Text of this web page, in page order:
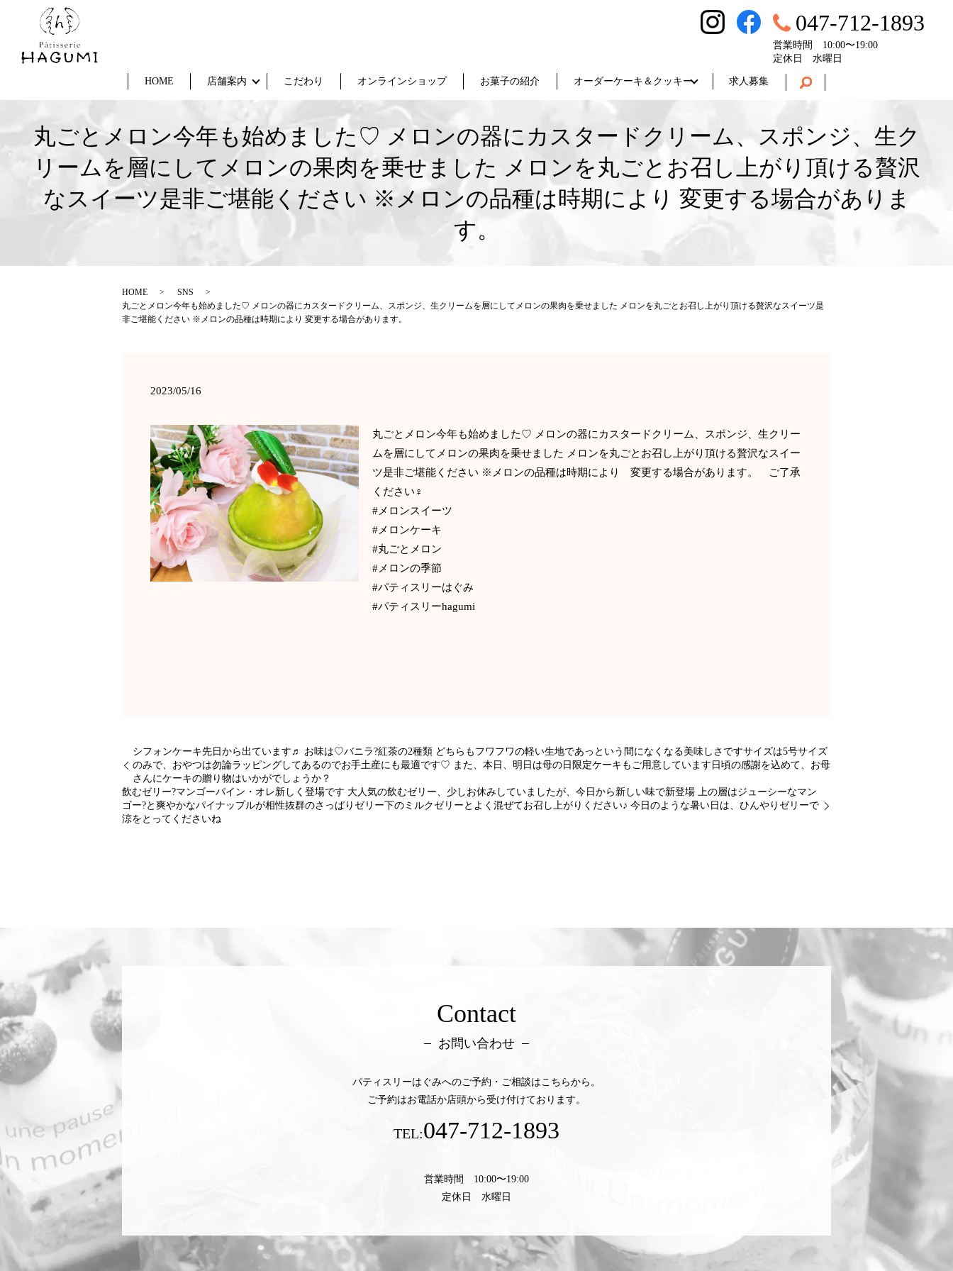
HOME 店舗案内 こだわり オンラインショップ お菓子の紹介 オーダーケーキ＆クッキー 求人募集
047-712-1893
営業時間 10:00〜19:00
定休日 水曜日
丸ごとメロン今年も始めました♡ メロンの器にカスタードクリーム、スポンジ、生ク
リームを層にしてメロンの果肉を乗せました メロンを丸ごとお召し上がり頂ける贅沢
なスイーツ是非ご堪能ください ※メロンの品種は時期により 変更する場合がありま
す。
HOME
SNS
丸ごとメロン今年も始めました♡ メロンの器にカスタードクリーム、スポンジ、生クリームを層にしてメロンの果肉を乗せました メロンを丸ごとお召し上がり頂ける贅沢なスイーツ是
非ご堪能ください ※メロンの品種は時期により 変更する場合があります。
2023/05/16
丸ごとメロン今年も始めました♡ メロンの器にカスタードクリーム、スポンジ、生クリー
ムを層にしてメロンの果肉を乗せました メロンを丸ごとお召し上がり頂ける贅沢なスイー
ツ是非ご堪能ください ※メロンの品種は時期により 変更する場合があります。 ご了承
ください‍♀️
#メロンスイーツ
#メロンケーキ
#丸ごとメロン
#メロンの季節
#パティスリーはぐみ
#パティスリーhagumi
シフォンケーキ先日から出ています♬ お味は♡バニラ?紅茶の2種類 どちらもフワフワの軽い生地であっという間になくなる美味しさですサイズは5号サイズ
のみで、おやつは勿論ラッピングしてあるのでお手土産にも最適です♡ また、本日、明日は母の日限定ケーキもご用意しています日頃の感謝を込めて、お母
さんにケーキの贈り物はいかがでしょうか？
飲むゼリー?マンゴーパイン・オレ新しく登場です 大人気の飲むゼリー、少しお休みしていましたが、今日から新しい味で新登場 上の層はジューシーなマン
ゴー?と爽やかなパイナップルが相性抜群のさっぱりゼリー下のミルクゼリーとよく混ぜてお召し上がりください♪ 今日のような暑い日は、ひんやりゼリーで
涼をとってくださいね
Contact
お問い合わせ
パティスリーはぐみへのご予約・ご相談はこちらから。
ご予約はお電話か店頭から受け付けております。
TEL:047-712-1893
営業時間 10:00〜19:00
定休日 水曜日